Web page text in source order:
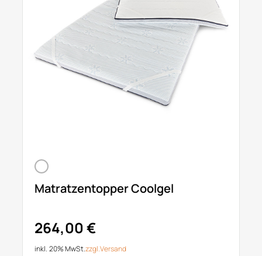
Matratzentopper Coolgel
264,00 €
inkl. 20% MwSt.zzgl.Versand